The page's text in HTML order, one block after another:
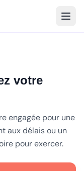
votre
engagée pour une
aux délais ou un
pour exercer.